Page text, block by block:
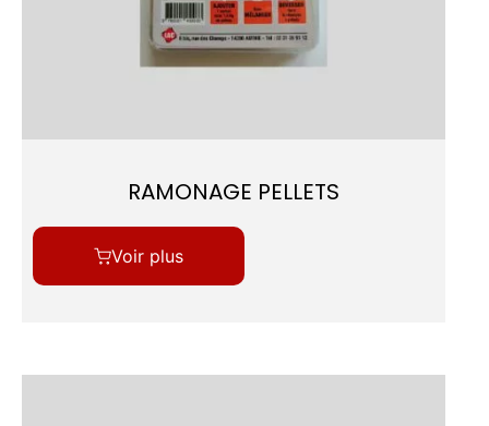
RAMONAGE PELLETS
Voir plus